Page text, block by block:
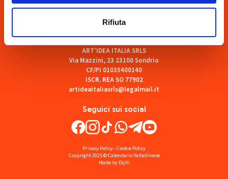
Rifiuta
Seguici sui social
ART'IDEA ITALIA SRLS
Via Mazzini, 23 23100 Sondrio
CF/PI 01035400140
ISCR. REA SO 77902
artideaitaliasrls@legalmail.it
Privacy Policy-Cookie Policy
Copyright 2025 © Calendario Valtellinese
Made by Dijiti